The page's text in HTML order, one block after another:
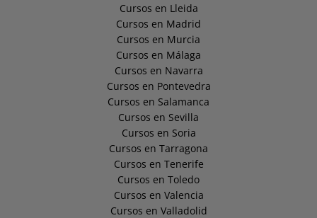
Cursos en Lleida
Cursos en Madrid
Cursos en Murcia
Cursos en Málaga
Cursos en Navarra
Cursos en Pontevedra
Cursos en Salamanca
Cursos en Sevilla
Cursos en Soria
Cursos en Tarragona
Cursos en Tenerife
Cursos en Toledo
Cursos en Valencia
Cursos en Valladolid